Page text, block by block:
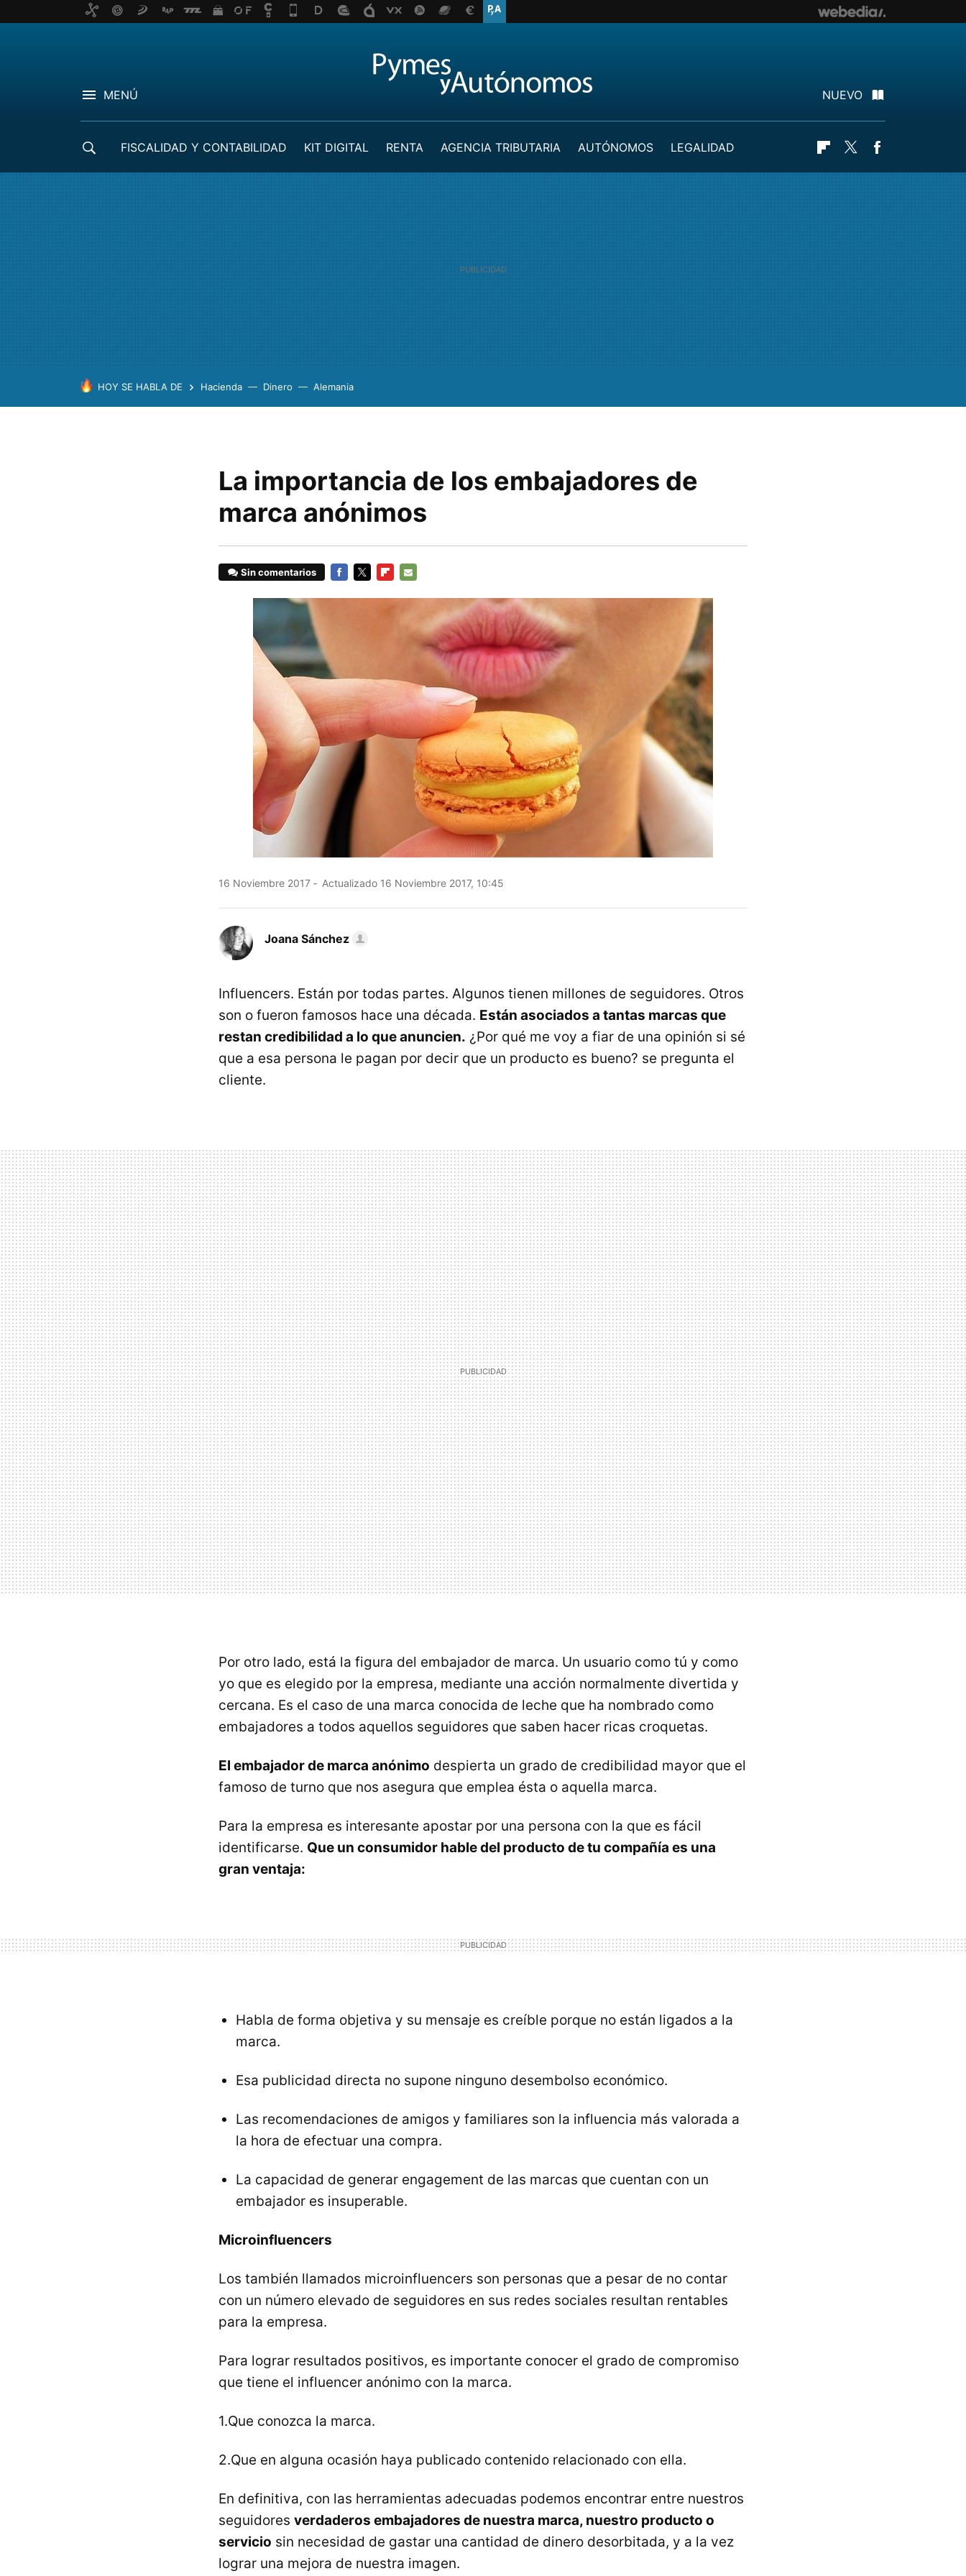
MENÚ NUEVO
FISCALIDAD Y CONTABILIDAD KIT DIGITAL RENTA AGENCIA TRIBUTARIA AUTÓNOMOS
LEGALIDAD
Flipboard
Twitter
HOY SE HABLA DE Hacienda Dinero Alemania
La importancia de los embajadores de
marca anónimos
Sin comentarios
16 Noviembre 2017 Actualizado 16 Noviembre 2017, 10:45
Joana Sánchez
Influencers. Están por todas partes. Algunos tienen millones de seguidores. Otros
son o fueron famosos hace una década. Están asociados a tantas marcas que
restan credibilidad a lo que anuncien. ¿Por qué me voy a fiar de una opinión si sé
que a esa persona le pagan por decir que un producto es bueno? se pregunta el
cliente.
Por otro lado, está la figura del embajador de marca. Un usuario como tú y como
yo que es elegido por la empresa, mediante una acción normalmente divertida y
cercana. Es el caso de una marca conocida de leche que ha nombrado como
embajadores a todos aquellos seguidores que saben hacer ricas croquetas.
El embajador de marca anónimo despierta un grado de credibilidad mayor que el
famoso de turno que nos asegura que emplea ésta o aquella marca.
Para la empresa es interesante apostar por una persona con la que es fácil
identificarse. Que un consumidor hable del producto de tu compañía es una
gran ventaja:
Habla de forma objetiva y su mensaje es creíble porque no están ligados a la
marca.
Esa publicidad directa no supone ninguno desembolso económico.
Las recomendaciones de amigos y familiares son la influencia más valorada a
la hora de efectuar una compra.
La capacidad de generar engagement de las marcas que cuentan con un
embajador es insuperable.
Microinfluencers
Los también llamados microinfluencers son personas que a pesar de no contar
con un número elevado de seguidores en sus redes sociales resultan rentables
para la empresa.
Para lograr resultados positivos, es importante conocer el grado de compromiso
que tiene el influencer anónimo con la marca.
1.Que conozca la marca.
2.Que en alguna ocasión haya publicado contenido relacionado con ella.
En definitiva, con las herramientas adecuadas podemos encontrar entre nuestros
seguidores verdaderos embajadores de nuestra marca, nuestro producto o
servicio sin necesidad de gastar una cantidad de dinero desorbitada, y a la vez
lograr una mejora de nuestra imagen.